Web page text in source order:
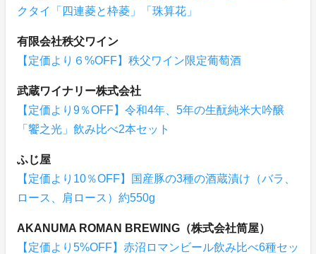
クタイ「四連菱と枠菱」「珠算花」
有限会社秩父ワイン
【定価より６%OFF】秩父ワイン限定葡萄酒
武蔵ワイナリー株式会社
【定価より9％OFF】令和4年、5年の生酛純米大吟醸
「饗之光」飲み比べ2本セット
ふじ屋
【定価より10％OFF】国産豚の3種の酒蔵漬け（バラ、
ロース、肩ロース）約550g
AKANUMA ROMAN BREWING（株式会社筒屋）
【定価より5%OFF】赤沼ロマンビール飲み比べ6種セッ